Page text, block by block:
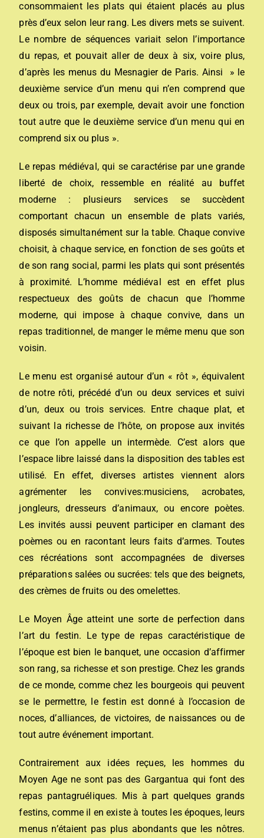
consommaient les plats qui étaient placés au plus
près d’eux selon leur rang. Les divers mets se suivent.
Le nombre de séquences variait selon l’importance
du repas, et pouvait aller de deux à six, voire plus,
d’après les menus du Mesnagier de Paris. Ainsi » le
deuxième service d’un menu qui n’en comprend que
deux ou trois, par exemple, devait avoir une fonction
tout autre que le deuxième service d’un menu qui en
comprend six ou plus ».
Le repas médiéval, qui se caractérise par une grande
liberté de choix, ressemble en réalité au buffet
moderne : plusieurs services se succèdent
comportant chacun un ensemble de plats variés,
disposés simultanément sur la table. Chaque convive
choisit, à chaque service, en fonction de ses goûts et
de son rang social, parmi les plats qui sont présentés
à proximité. L’homme médiéval est en effet plus
respectueux des goûts de chacun que l’homme
moderne, qui impose à chaque convive, dans un
repas traditionnel, de manger le même menu que son
voisin.
Le menu est organisé autour d’un « rôt », équivalent
de notre rôti, précédé d’un ou deux services et suivi
d’un, deux ou trois services. Entre chaque plat, et
suivant la richesse de l’hôte, on propose aux invités
ce que l’on appelle un intermède. C’est alors que
l’espace libre laissé dans la disposition des tables est
utilisé. En effet, diverses artistes viennent alors
agrémenter les convives:musiciens, acrobates,
jongleurs, dresseurs d’animaux, ou encore poètes.
Les invités aussi peuvent participer en clamant des
poèmes ou en racontant leurs faits d’armes. Toutes
ces récréations sont accompagnées de diverses
préparations salées ou sucrées: tels que des beignets,
des crèmes de fruits ou des omelettes.
Le Moyen Âge atteint une sorte de perfection dans
l’art du festin. Le type de repas caractéristique de
l’époque est bien le banquet, une occasion d’affirmer
son rang, sa richesse et son prestige. Chez les grands
de ce monde, comme chez les bourgeois qui peuvent
se le permettre, le festin est donné à l’occasion de
noces, d’alliances, de victoires, de naissances ou de
tout autre événement important.
Contrairement aux idées reçues, les hommes du
Moyen Age ne sont pas des Gargantua qui font des
repas pantagruéliques. Mis à part quelques grands
festins, comme il en existe à toutes les époques, leurs
menus n’étaient pas plus abondants que les nôtres.